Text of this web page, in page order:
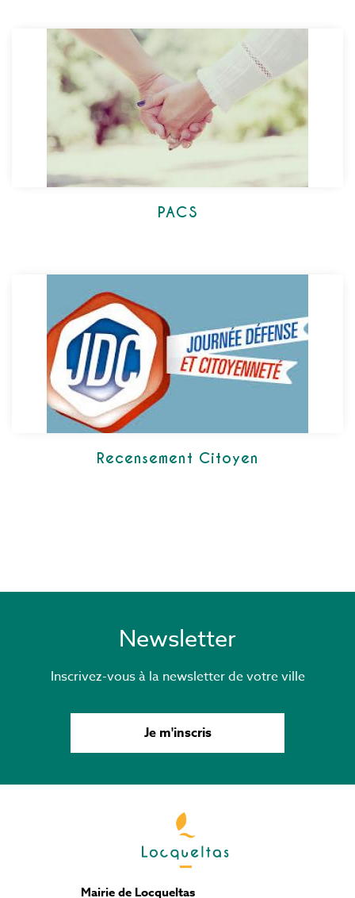
PACS
Recensement Citoyen
Newsletter
Inscrivez-vous à la newsletter de votre ville
Je m'inscris
Mairie de Locqueltas